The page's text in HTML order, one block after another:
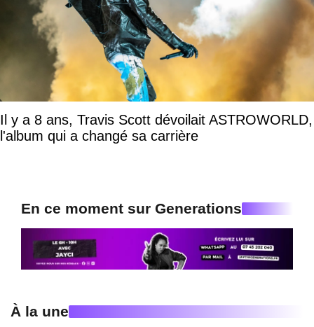
Il y a 8 ans, Travis Scott dévoilait ASTROWORLD,
l'album qui a changé sa carrière
En ce moment sur Generations
À la une